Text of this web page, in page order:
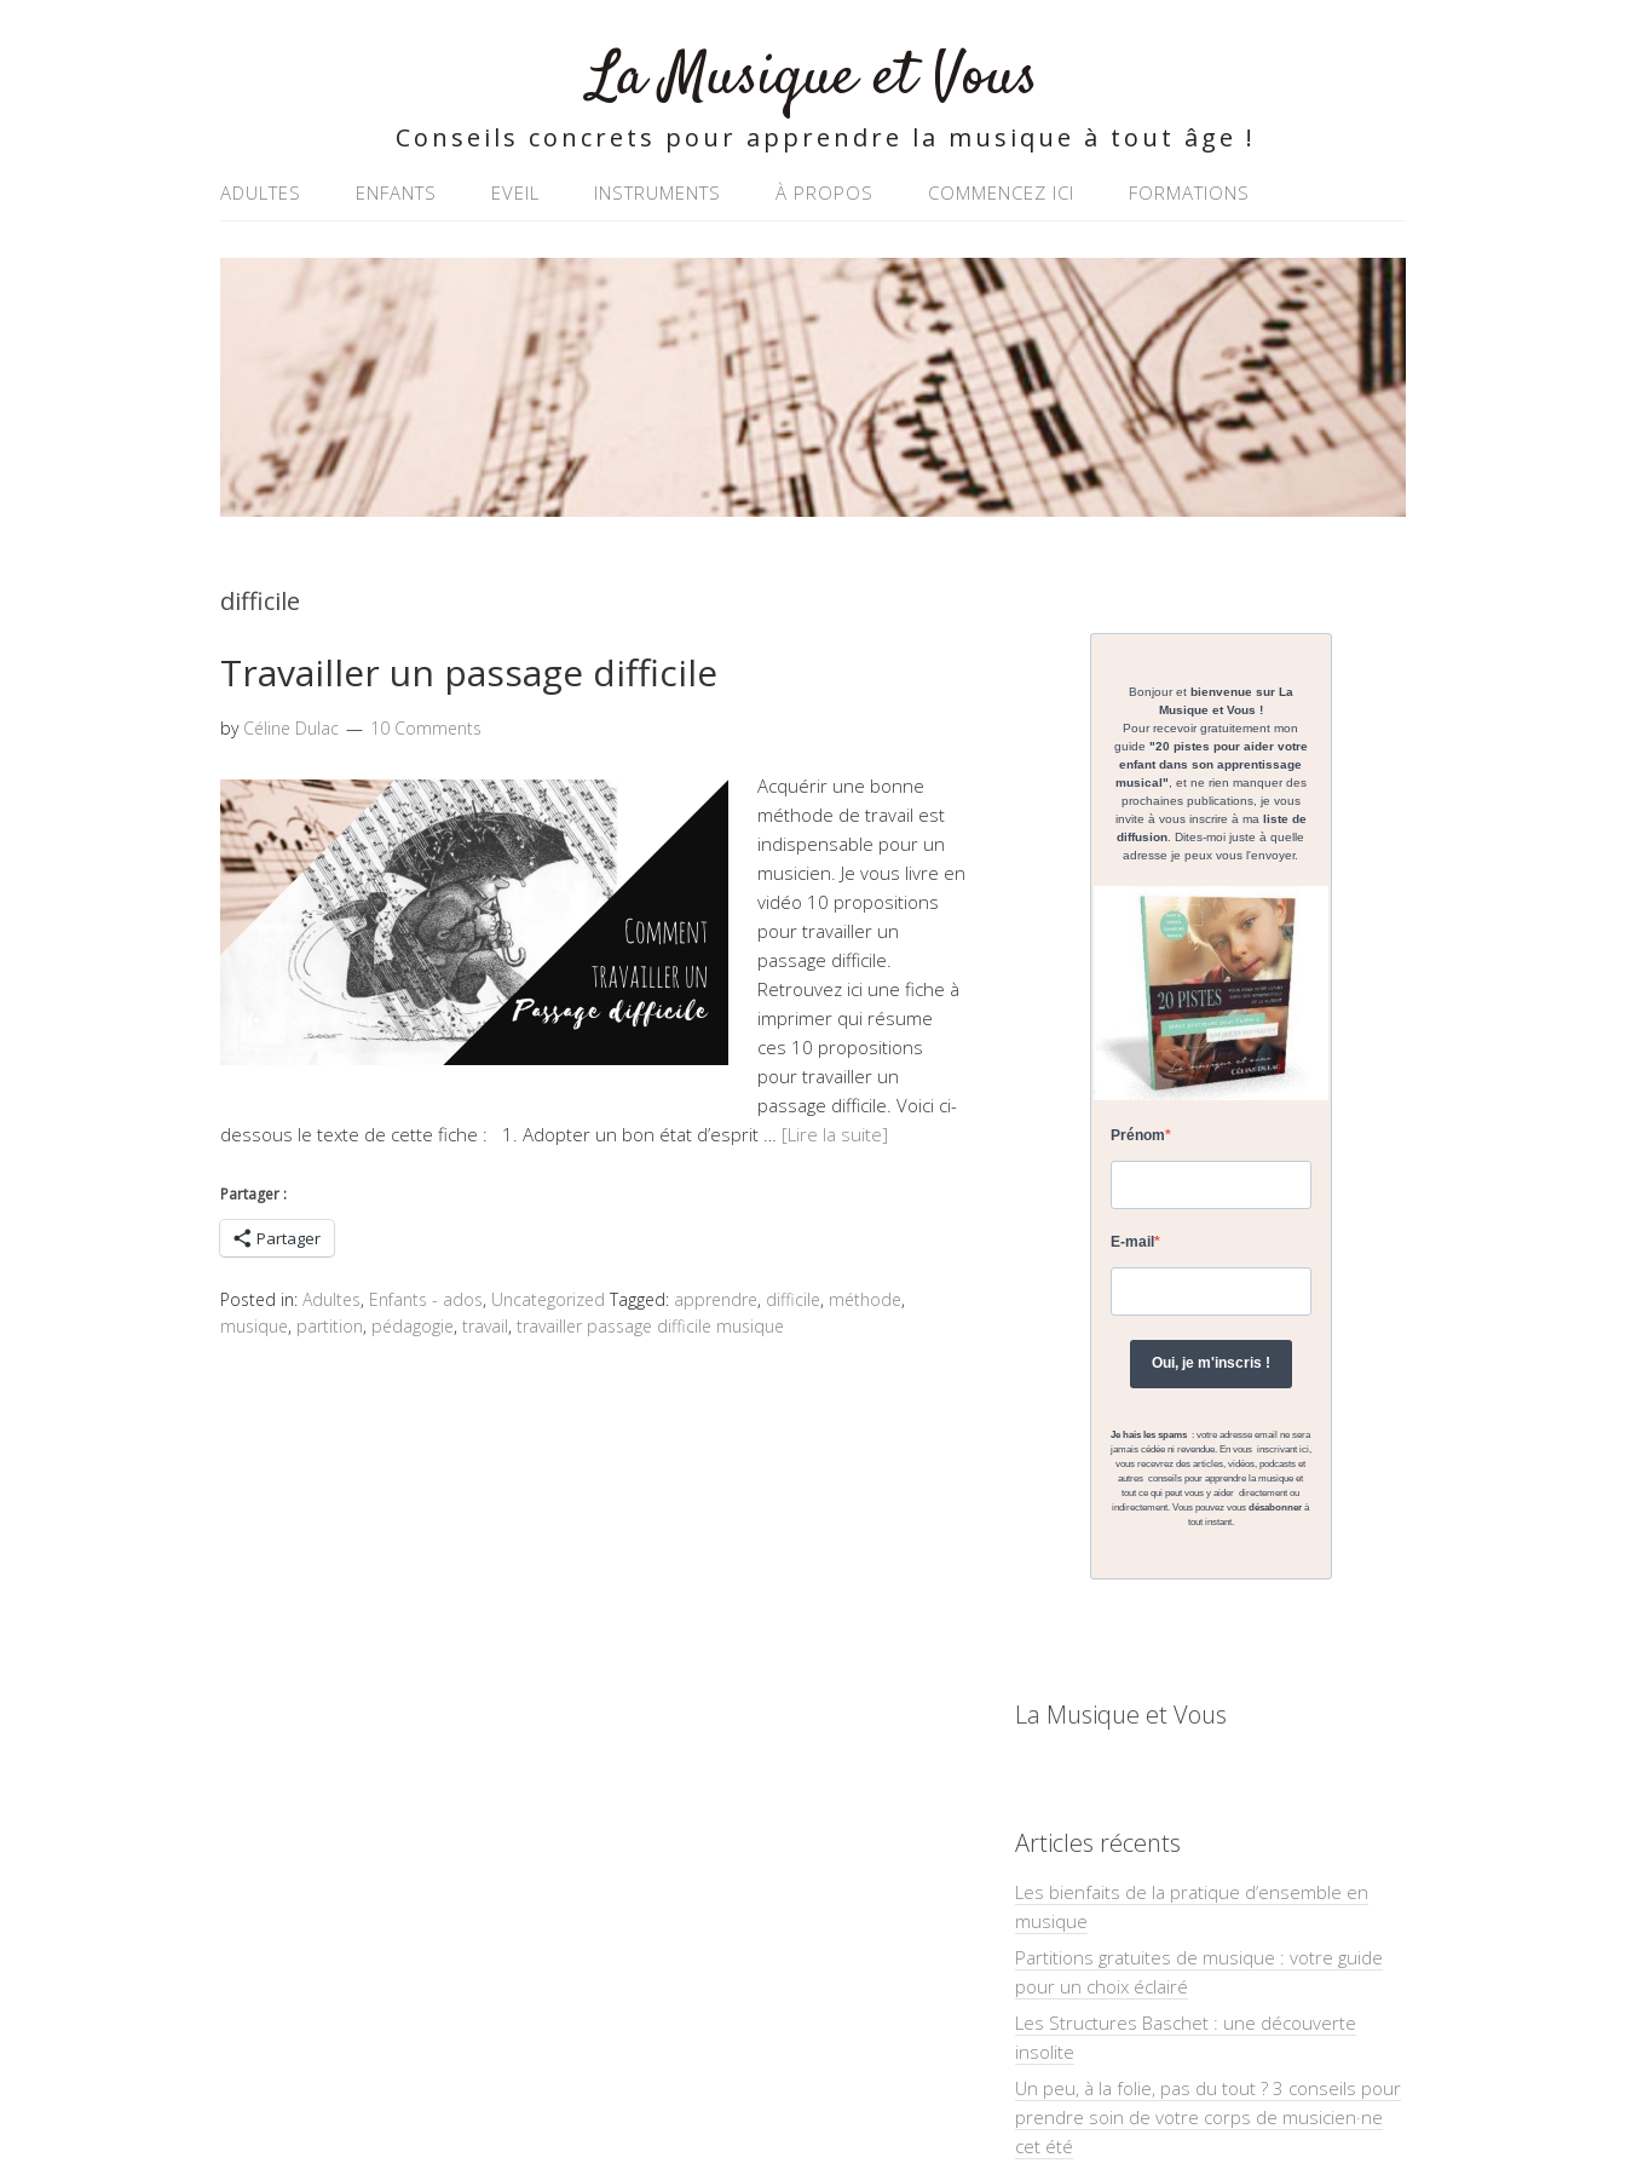
La Musique et Vous
Conseils concrets pour apprendre la musique à tout âge !
ADULTES ENFANTS EVEIL INSTRUMENTS À PROPOS COMMENCEZ ICI FORMATIONS
difficile
Travailler un passage difficile
by Céline Dulac 10 Comments
Acquérir une bonne
méthode de travail est
indispensable pour un
musicien. Je vous livre en
vidéo 10 propositions
pour travailler un
passage difficile.
Retrouvez ici une fiche à
imprimer qui résume
ces 10 propositions
pour travailler un
passage difficile. Voici ci-
dessous le texte de cette fiche : 1. Adopter un bon état d’esprit … [Lire la suite]
Partager :
Partager
Posted in: Adultes, Enfants - ados, Uncategorized Tagged: apprendre, difficile, méthode,
musique, partition, pédagogie, travail, travailler passage difficile musique
La Musique et Vous
Articles récents
Les bienfaits de la pratique d’ensemble en
musique
Partitions gratuites de musique : votre guide
pour un choix éclairé
Les Structures Baschet : une découverte
insolite
Un peu, à la folie, pas du tout ? 3 conseils pour
prendre soin de votre corps de musicien·ne
cet été